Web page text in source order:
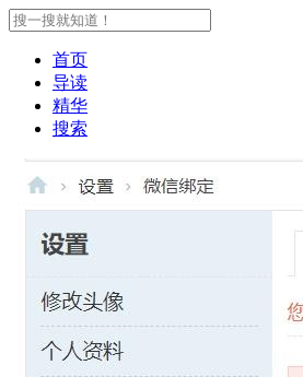
首页
导读
精华
搜索